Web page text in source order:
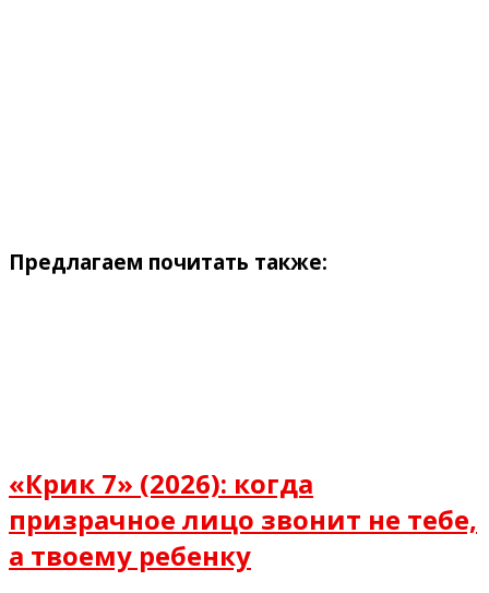
Предлагаем почитать также:
«Крик 7» (2026): когда
призрачное лицо звонит не тебе,
а твоему ребенку